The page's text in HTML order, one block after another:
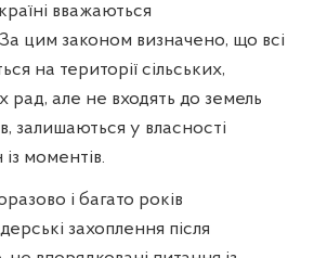
вважаються
За цим законом визначено, що всі
на території сільських,
рад, але не входять до земель
залишаються у власності
моментів.
і багато років
захоплення після